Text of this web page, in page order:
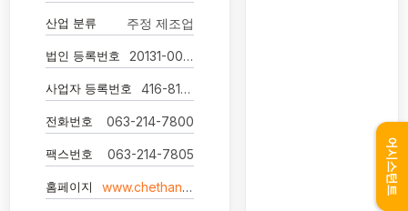
산업 분류 주정 제조업
법인 등록번호 20131-0000107
사업자 등록번호 416-81-00072
전화번호 063-214-7800
팩스번호 063-214-7805
홈페이지 www.chethanol.com 어시스턴트